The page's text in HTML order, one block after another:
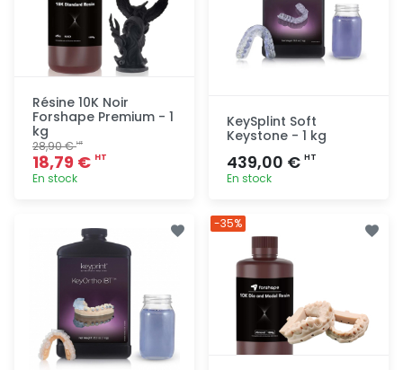
Résine 10K Noir
Forshape Premium - 1
kg
28,90 €HT
18,79 € HT
En stock
rapide
KeySplint Soft
Keystone - 1 kg
439,00 € HT
En stock
-35%